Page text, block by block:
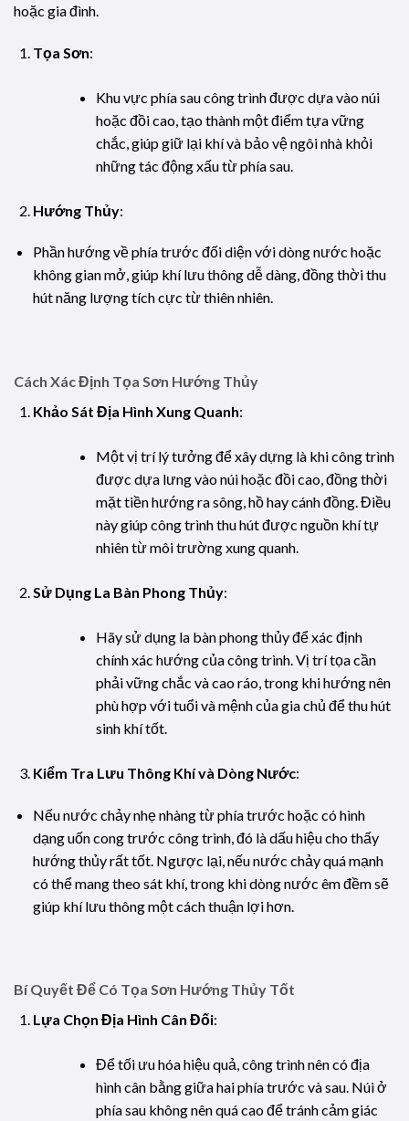
hoặc gia đình.
Tọa Sơn:
Khu vực phía sau công trình được dựa vào núi
hoặc đồi cao, tạo thành một điểm tựa vững
chắc, giúp giữ lại khí và bảo vệ ngôi nhà khỏi
những tác động xấu từ phía sau.
Hướng Thủy:
Phần hướng về phía trước đối diện với dòng nước hoặc
không gian mở, giúp khí lưu thông dễ dàng, đồng thời thu
hút năng lượng tích cực từ thiên nhiên.
Cách Xác Định Tọa Sơn Hướng Thủy
Khảo Sát Địa Hình Xung Quanh:
Một vị trí lý tưởng để xây dựng là khi công trình
được dựa lưng vào núi hoặc đồi cao, đồng thời
mặt tiền hướng ra sông, hồ hay cánh đồng. Điều
này giúp công trình thu hút được nguồn khí tự
nhiên từ môi trường xung quanh.
Sử Dụng La Bàn Phong Thủy:
Hãy sử dụng la bàn phong thủy để xác định
chính xác hướng của công trình. Vị trí tọa cần
phải vững chắc và cao ráo, trong khi hướng nên
phù hợp với tuổi và mệnh của gia chủ để thu hút
sinh khí tốt.
Kiểm Tra Lưu Thông Khí và Dòng Nước:
Nếu nước chảy nhẹ nhàng từ phía trước hoặc có hình
dạng uốn cong trước công trình, đó là dấu hiệu cho thấy
hướng thủy rất tốt. Ngược lại, nếu nước chảy quá mạnh
có thể mang theo sát khí, trong khi dòng nước êm đềm sẽ
giúp khí lưu thông một cách thuận lợi hơn.
Bí Quyết Để Có Tọa Sơn Hướng Thủy Tốt
Lựa Chọn Địa Hình Cân Đối:
Để tối ưu hóa hiệu quả, công trình nên có địa
hình cân bằng giữa hai phía trước và sau. Núi ở
phía sau không nên quá cao để tránh cảm giác